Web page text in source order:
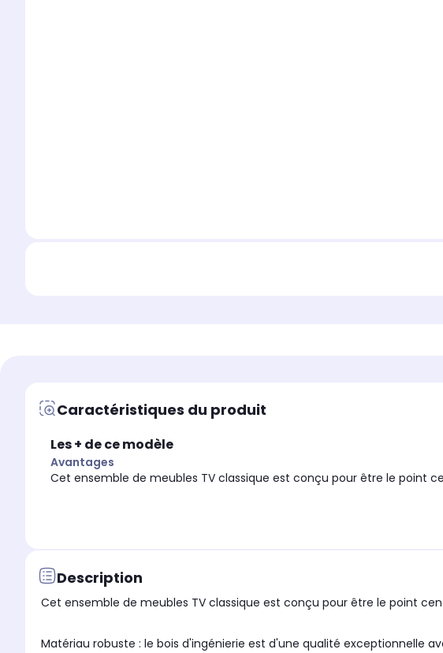
Caractéristiques du produit
Les + de ce modèle
Avantages
Cet ensemble de meubles TV classique est conçu pour être le point
Description
Cet ensemble de meubles TV classique est conçu pour être le point
Matériau robuste : le bois d'ingénierie est d'une qualité exceptionnelle